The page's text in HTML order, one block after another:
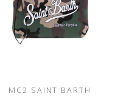
MC2 SAINT BARTH